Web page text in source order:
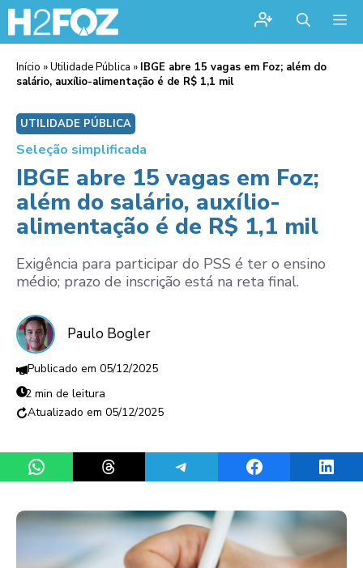
Início »Utilidade Pública » IBGE abre 15 vagas em Foz; além do
salário, auxílio-alimentação é de R$ 1,1 mil
UTILIDADE PÚBLICA
Seleção simplificada
IBGE abre 15 vagas em Foz;
além do salário, auxílio-
alimentação é de R$ 1,1 mil
Exigência para participar do PSS é ter o ensino
médio; prazo de inscrição está na reta final.
Paulo Bogler
05/12/2025
2 min de leitura
05/12/2025
Share on WhatsAppShare on ThreadsShare on TelegramShare on Facebook